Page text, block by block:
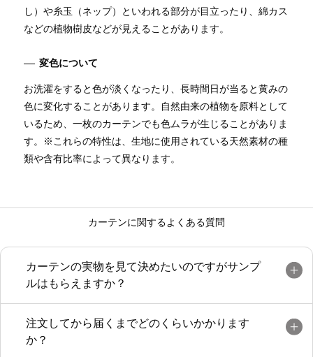
し）や糸玉（ネップ）といわれる部分が目立ったり、綿カス
などの植物樹皮などが見えることがあります。
変色について
お洗濯をすると色が淡くなったり、長時間日が当ると黄みの
色に変化することがあります。自然由来の植物を原料として
いるため、一枚のカーテンでも色ムラが生じることがありま
す。※これらの特性は、生地に使用されている天然素材の種
類や含有比率によって異なります。
カーテンに関するよくある質問
カーテンの実物を見て決めたいのですがサンプ
ルはもらえますか？
注文してから届くまでどのくらいかかります
か？